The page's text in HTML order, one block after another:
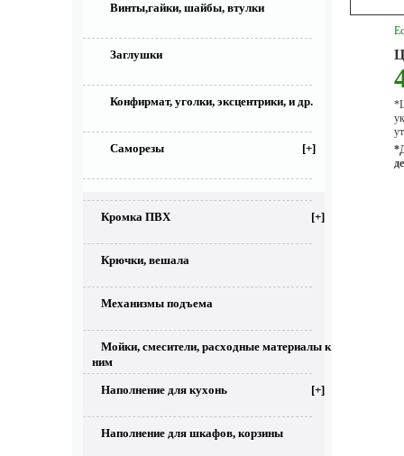
Винты,гайки, шайбы, втулки
Заглушки
Конфирмат, уголки, эксцентрики, и др.
Саморезы [+]
Кромка ПВХ [+]
Крючки, вешала
Механизмы подъема
Мойки, смесители, расходные материалы к
ним
Наполнение для кухонь [+]
Наполнение для шкафов, корзины